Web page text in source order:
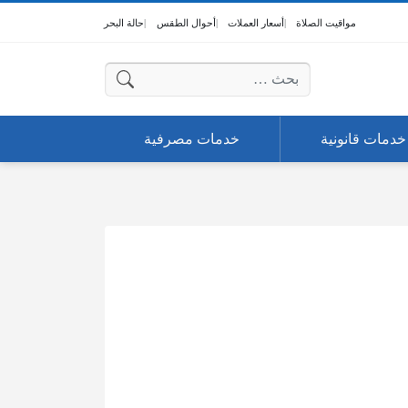
مواقيت الصلاة أسعار العملات أحوال الطقس حالة البحر
البحث عن:
خدمات قانونية خدمات مصرفية